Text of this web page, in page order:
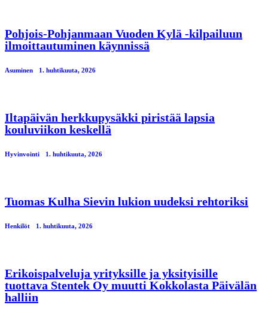
Pohjois-Pohjanmaan Vuoden Kylä -kilpailuun
ilmoittautuminen käynnissä
Asuminen 1. huhtikuuta, 2026
Iltapäivän herkkupysäkki piristää lapsia
kouluviikon keskellä
Hyvinvointi 1. huhtikuuta, 2026
Tuomas Kulha Sievin lukion uudeksi rehtoriksi
Henkilöt 1. huhtikuuta, 2026
Erikoispalveluja yrityksille ja yksityisille
tuottava Stentek Oy muutti Kokkolasta Päivälän
halliin